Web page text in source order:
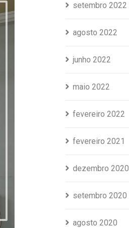
setembro 2022
agosto 2022
junho 2022
maio 2022
fevereiro 2022
fevereiro 2021
dezembro 2020
setembro 2020
agosto 2020